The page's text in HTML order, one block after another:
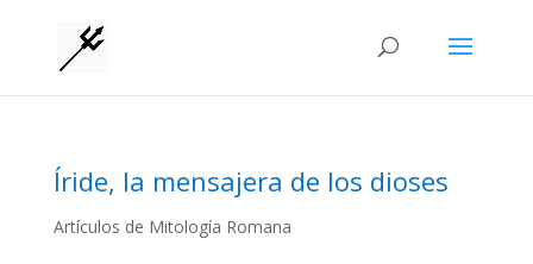
Íride, la mensajera de los dioses
Artículos de Mitología Romana